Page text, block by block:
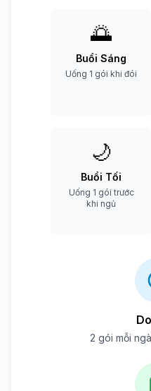
🌅
Buổi Sáng
Uống 1 gói khi đói
🌙
Buổi Tối
Uống 1 gói trước
khi ngủ
2 gói mỗi